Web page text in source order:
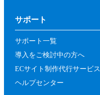
サポート
サポート一覧
導入をご検討中の方へ
ECサイト制作代行サービス
ヘルプセンター